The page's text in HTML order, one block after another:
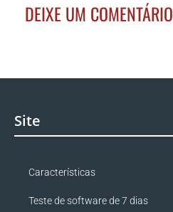
DEIXE UM COMENTÁRIO
Site
Características
Teste de software de 7 dias